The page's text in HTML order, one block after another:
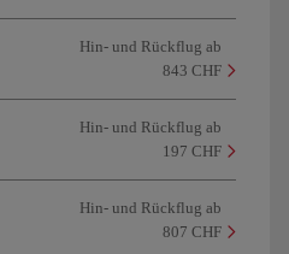
Hin- und Rückflug ab
843 CHF
Hin- und Rückflug ab
197 CHF
Hin- und Rückflug ab
807 CHF